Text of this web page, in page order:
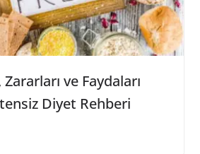
ve Faydaları
Diyet Rehberi